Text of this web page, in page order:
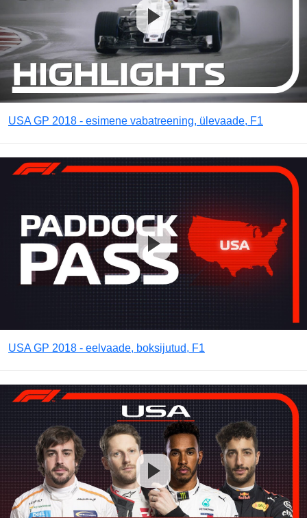
USA GP 2018 - esimene vabatreening, ülevaade, F1
USA GP 2018 - eelvaade, boksijutud, F1